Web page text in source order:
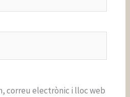
correu electrònic i lloc web